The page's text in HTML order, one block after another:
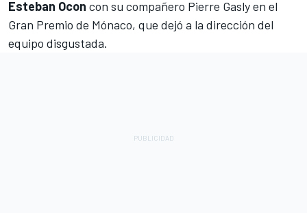
Esteban Ocon con su compañero Pierre Gaslyen el
Gran Premio de Mónaco, que dejó a la dirección del
equipo disgustada.